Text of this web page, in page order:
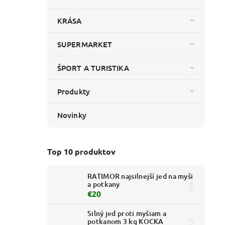
KRÁSA
SUPERMARKET
ŠPORT A TURISTIKA
Produkty
Novinky
Top 10 produktov
RATIMOR najsilnejší jed na myši
a potkany
€20
Silný jed proti myšiam a
potkanom 3 kg KOCKA